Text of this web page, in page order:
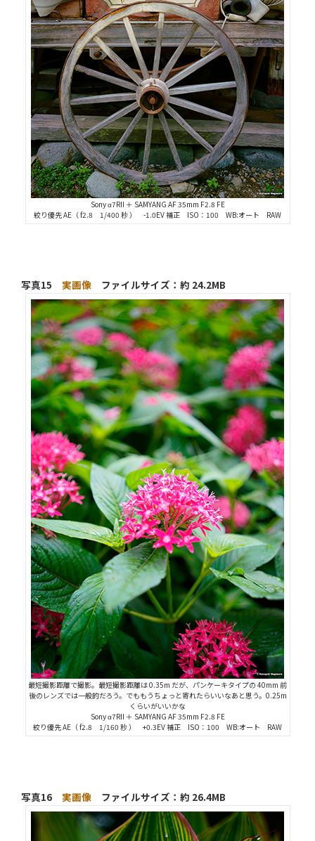
Sony α7RII ＋ SAMYANG AF 35mm F2.8 FE
絞り優先 AE（ f2.8 1/400 秒 ） -1.0EV 補正 ISO：100 WB:オート RAW
写真15 実画像 ファイルサイズ：約 24.2MB
最短撮影距離で撮影。最短撮影距離は 0.35m だが、パンケーキタイプの 40mm 前
後のレンズでは一般的だろう。でももうちょっと寄れたらいいなあと思う。0.25m
くらいがいいかな
Sony α7RII ＋ SAMYANG AF 35mm F2.8 FE
絞り優先 AE（ f2.8 1/160 秒 ） +0.3EV 補正 ISO：100 WB:オート RAW
写真16 実画像 ファイルサイズ：約 26.4MB